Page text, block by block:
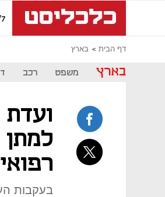
דף הבית בארץ
בארץ משפט רכב
בעקבות